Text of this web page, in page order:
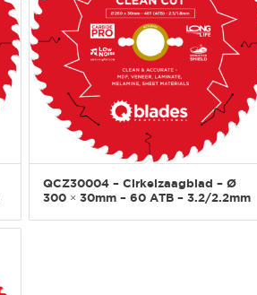
QCZ30004 – Cirkelzaagblad – Ø
300 × 30mm – 60 ATB – 3.2/2.2mm